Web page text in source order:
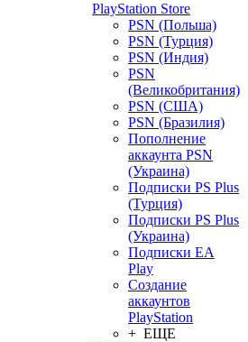
PlayStation Store
PSN (Польша)
PSN (Турция)
PSN (Индия)
PSN
(Великобритания)
PSN (США)
PSN (Бразилия)
Пополнение
аккаунта PSN
(Украина)
Подписки PS Plus
(Турция)
Подписки PS Plus
(Украина)
Подписки EA
Play
Создание
аккаунтов
PlayStation
+ ЕЩЕ